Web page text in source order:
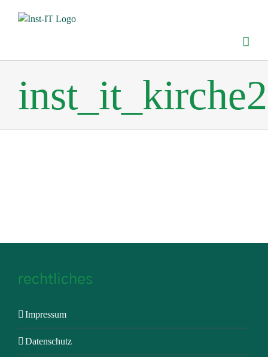
Inhalt
inst_it_kirche2
rechtliches
Impressum
Datenschutz